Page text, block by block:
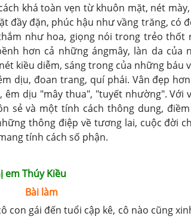
khá toàn vẹn từ khuôn mặt, nét
đầy đặn, phúc hậu như vầng trăng, có
như hoa, giọng nói trong trẻo thốt
hơn cả những ángmây, làn da của
kiều diễm, sáng trong của những báu
dịu, đoan trang, quí phái. Vân đẹp
dịu "mây thua", "tuyết nhường". Với
sẻ và một tính cách thông dung,
thông điệp về tương lai, cuộc đời
tính cách số phận.
em Thúy Kiều
Bài làm
con gái đến tuổi cập kê, cô nào cũng